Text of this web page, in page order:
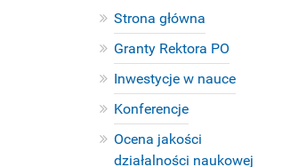
Strona główna
Granty Rektora PO
Inwestycje w nauce
Konferencje
Ocena jakości
działalności naukowej